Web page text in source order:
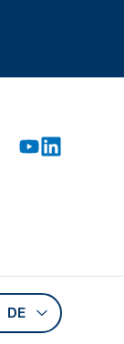
DE